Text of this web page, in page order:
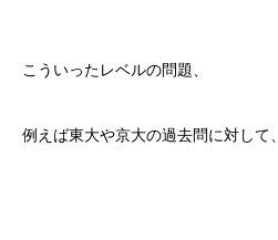
こういったレベルの問題、
例えば東大や京大の過去問に対して、